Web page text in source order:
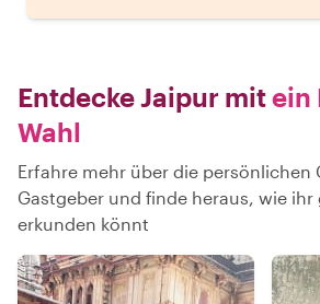
Entdecke Jaipur mitein
Wahl
Erfahre mehr über die persönlichen
Gastgeber und finde heraus, wie
erkunden könnt